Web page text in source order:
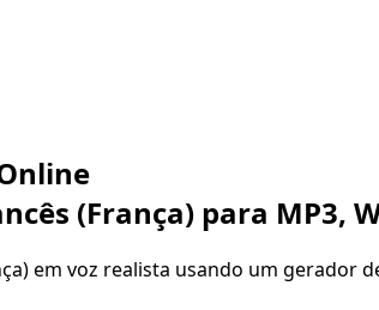
(França) para MP3,
em voz realista usando um gerador